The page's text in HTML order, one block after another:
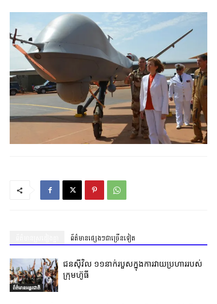
ព័ត៌មានផ្សេងៗជាច្រើនទៀត
ព័ត៌មានអន្តរជាតិ
ជនស៊ីវិល ១១នាក់របួសក្នុងការវាយប្រហាររបស់
ក្រុមហ៊ូធី